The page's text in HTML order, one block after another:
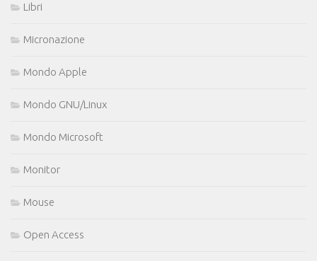
Libri
Micronazione
Mondo Apple
Mondo GNU/Linux
Mondo Microsoft
Monitor
Mouse
Open Access